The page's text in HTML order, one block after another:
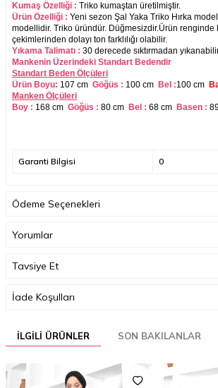
Kumaş Özelliği : Triko kumaştan üretilmiştir.
Ürün Özelliği : Yeni sezon Şal Yaka Triko Hırka
modellidir. Triko üründür. Düğmesizdir.Ürün renginde
çekimlerinden dolayı ton farklılığı olabilir.
Yıkama Talimatı : 30 derecede sıktırmadan
Mankenin Üzerindeki Standart Bedendir
Standart Beden Ölçüleri
Ürün Boyu: 107 cm Göğüs : 100 cm Bel :100 cm
Manken Ölçüleri
Boy : 168 cm Göğüs : 80 cm Bel : 68 cm Basen :
Garanti Bilgisi 0
Ödeme Seçenekleri
Yorumlar
Tavsiye Et
İade Koşulları
İLGILI ÜRÜNLER SON BAKILANLAR